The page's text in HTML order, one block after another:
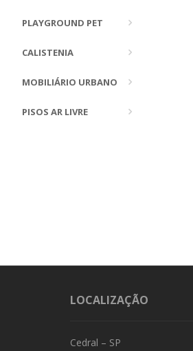
PLAYGROUND PET
CALISTENIA
MOBILIÁRIO URBANO
PISOS AR LIVRE
LOCALIZAÇÃO
Cedral – SP